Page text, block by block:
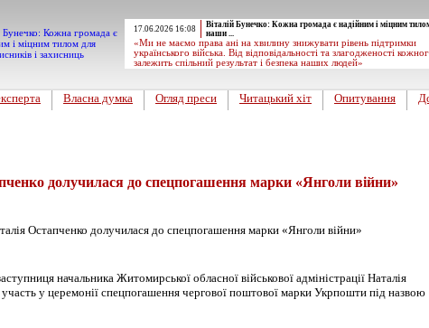
17.06.2026 16:08
Віталій Бунечко: Кожна громада є надійним і міцним
наши ...
«Ми не маємо права ані на хвилину знижувати рівень підтримки
українського війська. Від відповідальності та злагодженості
залежить спільний результат і безпека наших людей»
Власна думка Огляд преси Читацький хіт Опитування
долучилася до спецпогашення марки «Янголи війни»
начальника Житомирської обласної військової адміністрації Наталія
участь у церемонії спецпогашення чергової поштової марки Укрпошти під назвою